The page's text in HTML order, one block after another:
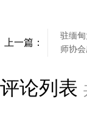
上一篇：
驻缅
师协
评论列表